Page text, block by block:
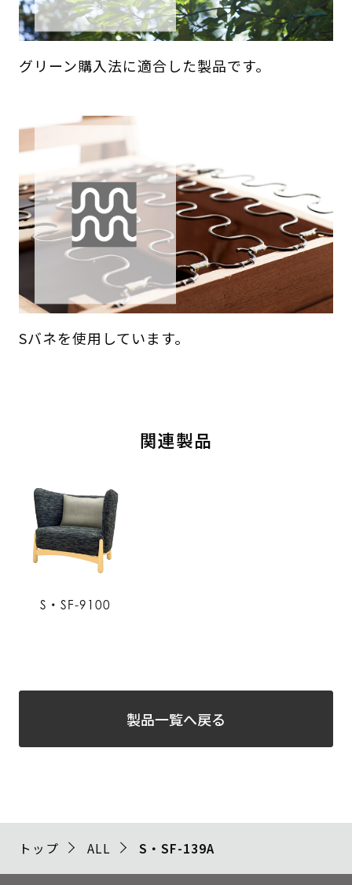
グリーン購入法に適合した製品です。
Sバネを使用しています。
関連製品
S・SF-9100
製品一覧へ戻る
トップ ALL S・SF-139A